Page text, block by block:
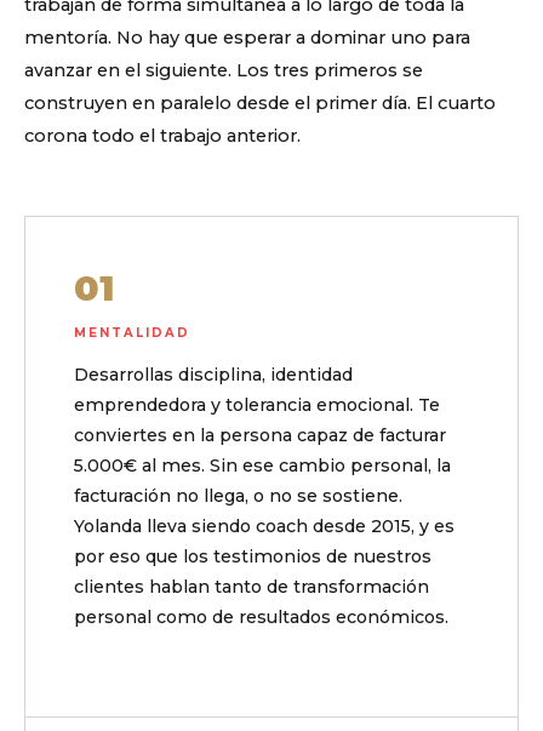
trabajan de forma simultánea a lo largo de toda la
mentoría. No hay que esperar a dominar uno para
avanzar en el siguiente. Los tres primeros se
construyen en paralelo desde el primer día. El cuarto
corona todo el trabajo anterior.
01
MENTALIDAD
Desarrollas disciplina, identidad
emprendedora y tolerancia emocional. Te
conviertes en la persona capaz de facturar
5.000€ al mes. Sin ese cambio personal, la
facturación no llega, o no se sostiene.
Yolanda lleva siendo coach desde 2015, y es
por eso que los testimonios de nuestros
clientes hablan tanto de transformación
personal como de resultados económicos.